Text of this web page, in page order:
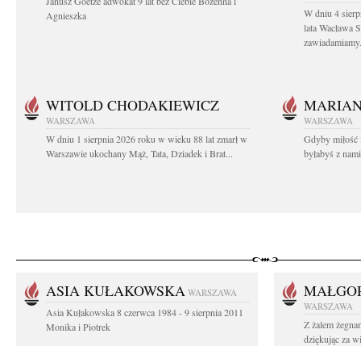
Agnieszka
W dniu 4
lata Wacława
WITOLD CHODAKIEWICZ
WARSZAWA
W dniu 1 sierpnia 2026 roku w wieku 88 lat zmarł w
Warszawie ukochany Mąż, Tata, Dziadek i Brat...
WARSZAWA
Gdyby miłość
byłabyś z
ASIA KUŁAKOWSKA WARSZAWA
Asia Kułakowska 8 czerwca 1984 - 9 sierpnia 2011
Monika i Piotrek
WARSZAWA
Z żalem
dziękując za